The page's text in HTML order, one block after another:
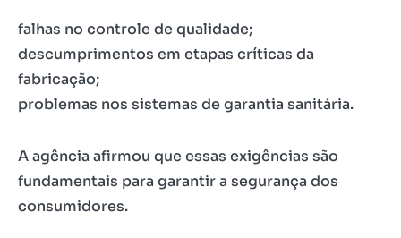
falhas no controle de qualidade;
descumprimentos em etapas críticas da
fabricação;
problemas nos sistemas de garantia sanitária.
A agência afirmou que essas exigências são
fundamentais para garantir a segurança dos
consumidores.